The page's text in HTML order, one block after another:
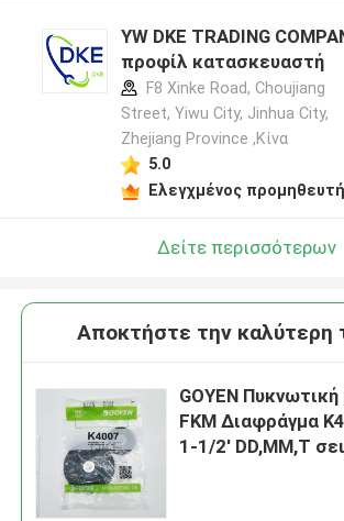
YW DKE TRADING
προφίλ κατασκευαστή
F8 Xinke Road, Choujiang
Street, Yiwu City, Jinhua City,
Zhejiang Province ,Κίνα
5.0
Ελεγχμένος
Δείτε περισσότερων
Αποκτήστε την καλύτερη
GOYEN
FKM Διαφράγμα
1-1/2' DD,MM,T